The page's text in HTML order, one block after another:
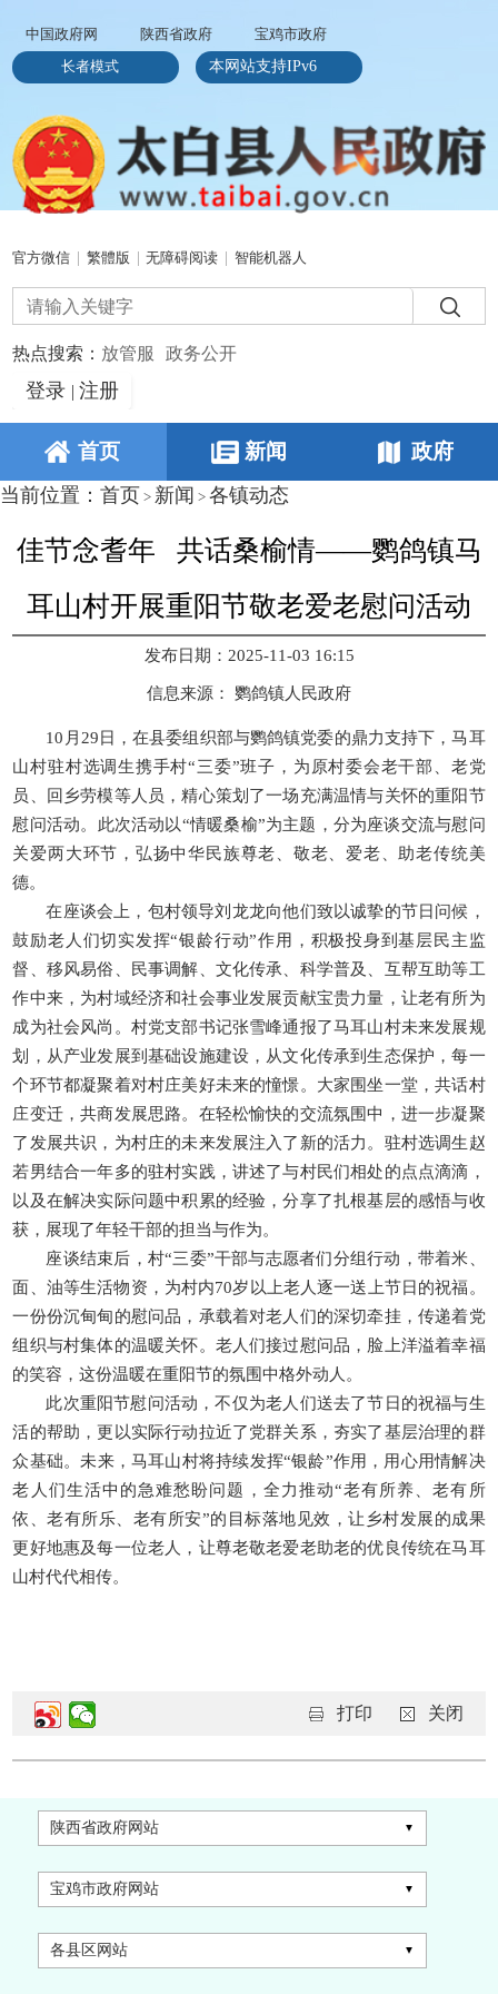
中国政府网 陕西省政府
宝鸡市政府
长者模式
本网站支持IPv6
官方微信 繁體版 无障碍阅读 智能机器人
热点搜索： 放管服 政务公开
登录 注册
首页 新闻 政府
当前位置： 首页 > 新闻 > 各镇动态
佳节念耆年 共话桑榆情——鹦鸽镇马
耳山村开展重阳节敬老爱老慰问活动
发布日期：2025-11-03 16:15
信息来源： 鹦鸽镇人民政府
10月29日，在县委组织部与鹦鸽镇党委的鼎力支持下，马耳
山村驻村选调生携手村“三委”班子，为原村委会老干部、老党
员、回乡劳模等人员，精心策划了一场充满温情与关怀的重阳节
慰问活动。此次活动以“情暖桑榆”为主题，分为座谈交流与慰问
关爱两大环节，弘扬中华民族尊老、敬老、爱老、助老传统美
德。
在座谈会上，包村领导刘龙龙向他们致以诚挚的节日问候，
鼓励老人们切实发挥“银龄行动”作用，积极投身到基层民主监
督、移风易俗、民事调解、文化传承、科学普及、互帮互助等工
作中来，为村域经济和社会事业发展贡献宝贵力量，让老有所为
成为社会风尚。村党支部书记张雪峰通报了马耳山村未来发展规
划，从产业发展到基础设施建设，从文化传承到生态保护，每一
个环节都凝聚着对村庄美好未来的憧憬。大家围坐一堂，共话村
庄变迁，共商发展思路。在轻松愉快的交流氛围中，进一步凝聚
了发展共识，为村庄的未来发展注入了新的活力。驻村选调生赵
若男结合一年多的驻村实践，讲述了与村民们相处的点点滴滴，
以及在解决实际问题中积累的经验，分享了扎根基层的感悟与收
获，展现了年轻干部的担当与作为。
座谈结束后，村“三委”干部与志愿者们分组行动，带着米、
面、油等生活物资，为村内70岁以上老人逐一送上节日的祝福。
一份份沉甸甸的慰问品，承载着对老人们的深切牵挂，传递着党
组织与村集体的温暖关怀。老人们接过慰问品，脸上洋溢着幸福
的笑容，这份温暖在重阳节的氛围中格外动人。
此次重阳节慰问活动，不仅为老人们送去了节日的祝福与生
活的帮助，更以实际行动拉近了党群关系，夯实了基层治理的群
众基础。未来，马耳山村将持续发挥“银龄”作用，用心用情解决
老人们生活中的急难愁盼问题，全力推动“老有所养、老有所
依、老有所乐、老有所安”的目标落地见效，让乡村发展的成果
更好地惠及每一位老人，让尊老敬老爱老助老的优良传统在马耳
山村代代相传。
打印 关闭
陕西省政府网站
宝鸡市政府网站
各县区网站